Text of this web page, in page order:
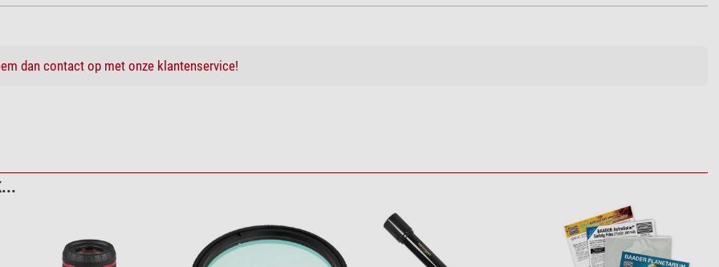
dan contact op met onze klantenservice!